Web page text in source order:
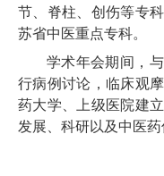
节、脊柱、创伤等专
苏省中医重点专科。
学术年会期间，
行病例讨论，临床观
药大学、上级医院建
发展、科研以及中医药